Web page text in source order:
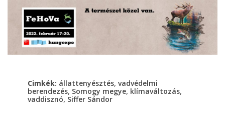
Cimkék: állattenyésztés, vadvédelmi
berendezés, Somogy megye, klímaváltozás,
vaddisznó, Siffer Sándor